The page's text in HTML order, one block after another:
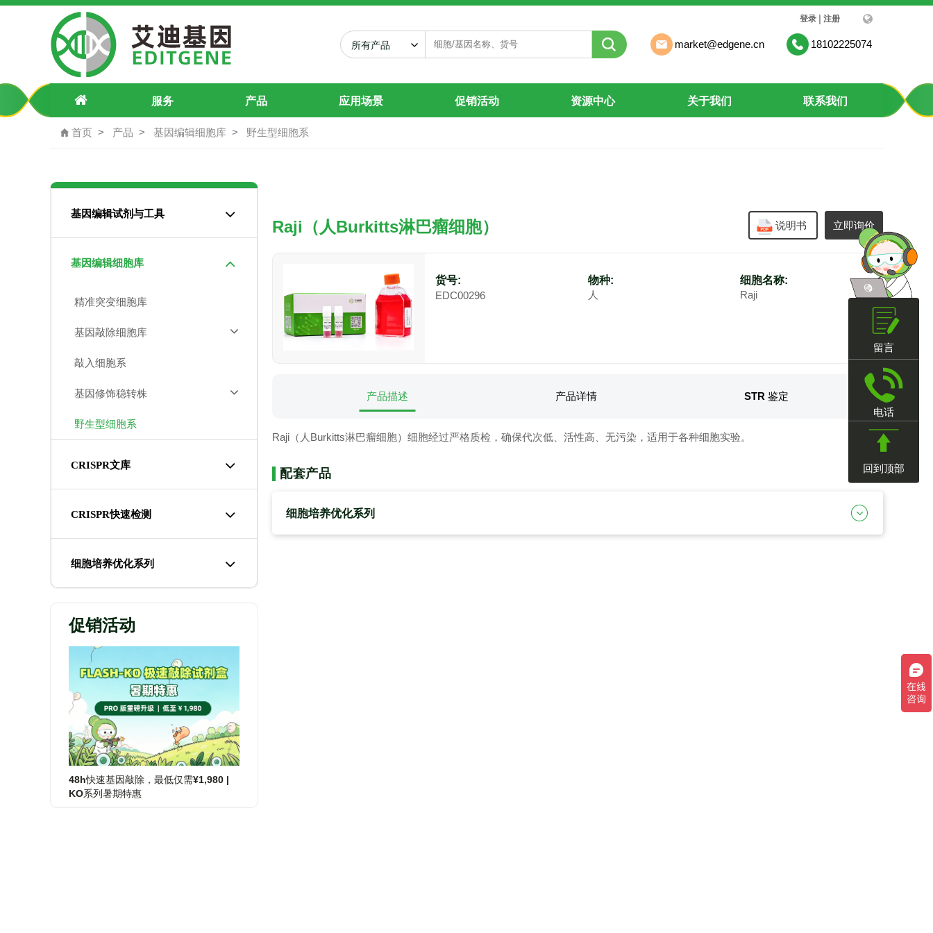
RAJI 人Burkitts淋巴瘤细胞
所有产品 market@edgene.cn 18102225074
登录 | 注册
服务 产品 应用场景 促销活动 资源中心 关于我们 联系我们
首页 产品 基因编辑细胞库 野生型细胞系
基因编辑试剂与工具
基因编辑细胞库
精准突变细胞库
基因敲除细胞库
敲入细胞系
基因修饰稳转株
野生型细胞系
CRISPR文库
CRISPR快速检测
细胞培养优化系列
促销活动
48h快速基因敲除，最低仅需¥1,980 |
KO系列暑期特惠
Raji（人Burkitts淋巴瘤细胞） 说明书 立即询价
货号:
EDC00296
物种:
人
细胞名称:
Raji
产品描述 产品详情 STR 鉴定
Raji（人Burkitts淋巴瘤细胞）细胞经过严格质检，确保代次低、活性高、无污染，适用于各种细胞实验。
配套产品
细胞培养优化系列
留言
电话
回到顶部